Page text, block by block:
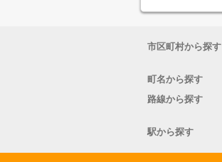
市区町村から探す
町名から探す
路線から探す
駅から探す